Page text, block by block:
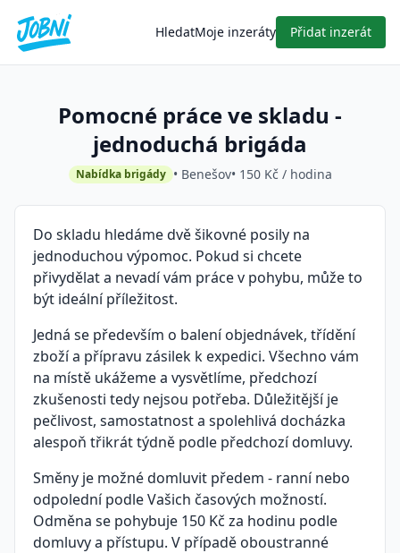
HledatMoje inzeráty Přidat inzerát
Pomocné práce ve skladu -
jednoduchá brigáda
Nabídka brigády • Benešov• 150 Kč / hodina
Do skladu hledáme dvě šikovné posily na
jednoduchou výpomoc. Pokud si chcete
přivydělat a nevadí vám práce v pohybu, může to
být ideální příležitost.
Jedná se především o balení objednávek, třídění
zboží a přípravu zásilek k expedici. Všechno vám
na místě ukážeme a vysvětlíme, předchozí
zkušenosti tedy nejsou potřeba. Důležitější je
pečlivost, samostatnost a spolehlivá docházka
alespoň třikrát týdně podle předchozí domluvy.
Směny je možné domluvit předem - ranní nebo
odpolední podle Vašich časových možností.
Odměna se pohybuje 150 Kč za hodinu podle
domluvy a přístupu. V případě oboustranné